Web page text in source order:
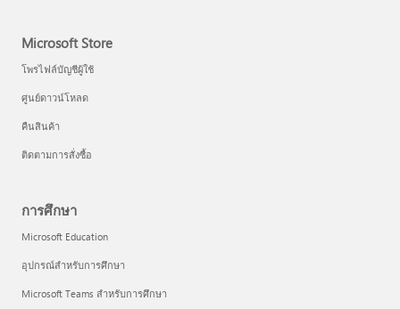
Microsoft Store
โพรไฟล์บัญชีผู้ใช้
ศูนย์ดาวน์โหลด
คืนสินค้า
ติดตามการสั่งซื้อ
การศึกษา
Microsoft Education
อุปกรณ์สำหรับการศึกษา
Microsoft Teams สำหรับการศึกษา